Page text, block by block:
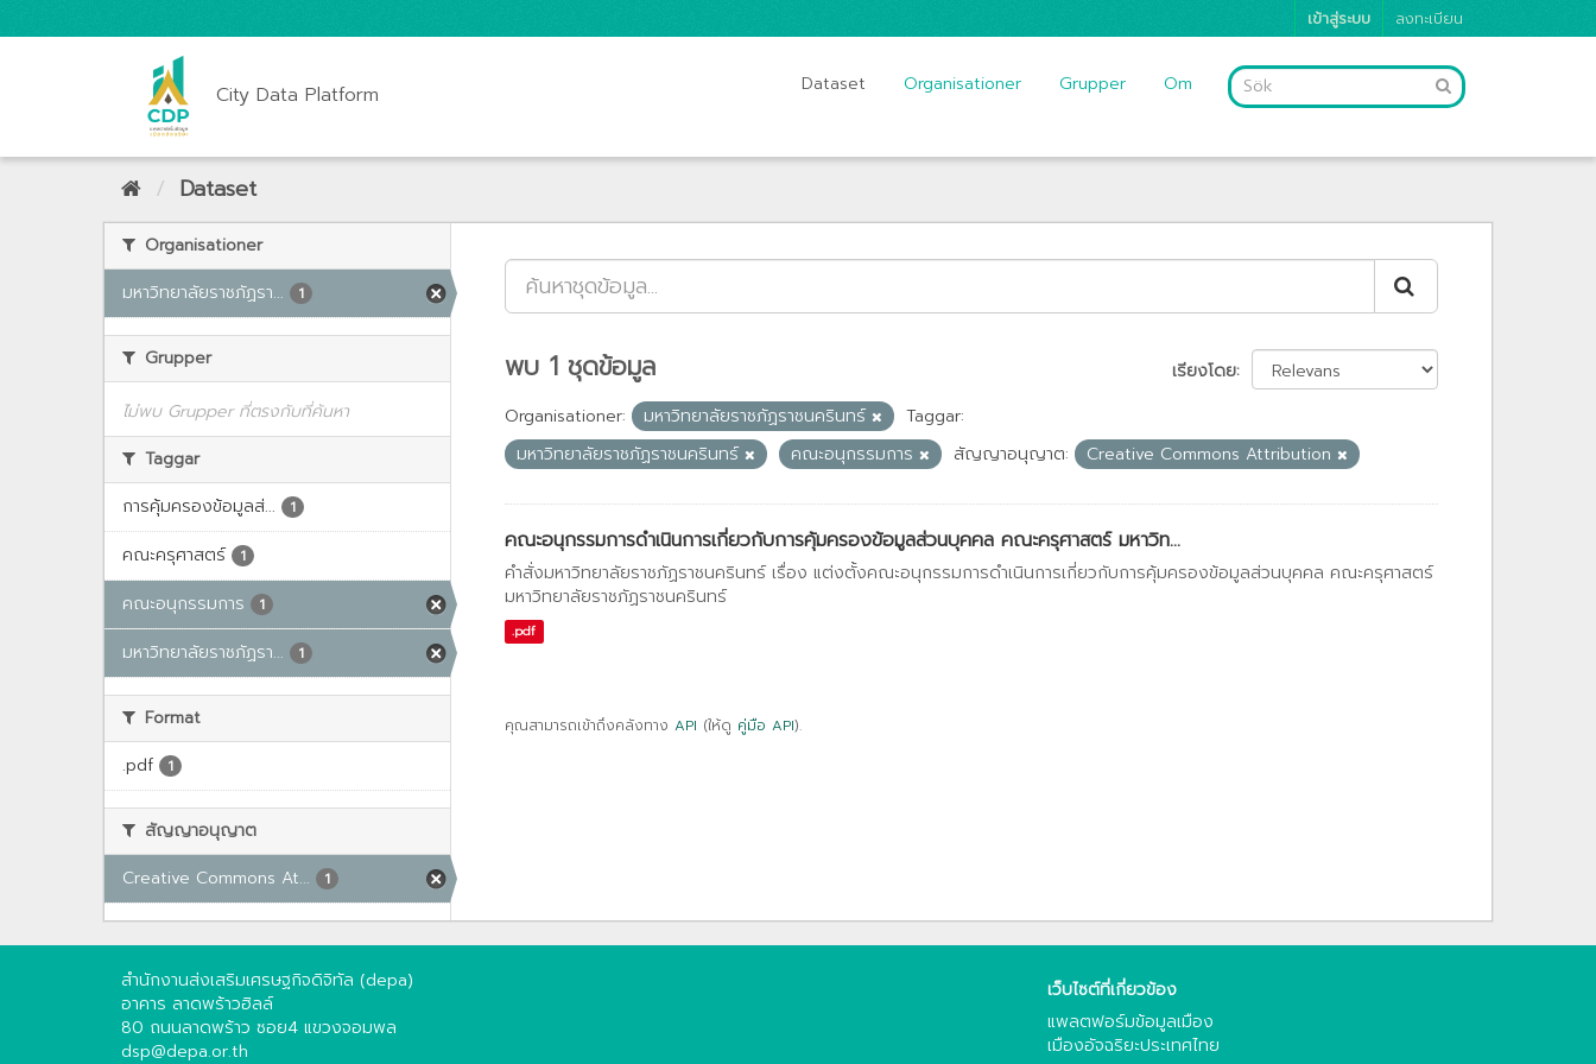
เข้าสู่ระบบ ลงทะเบียน
City Data Platform Dataset Organisationer Grupper Om
Dataset
Organisationer
มหาวิทยาลัยราชภัฏรา...
1
Grupper
ไม่พบ Grupper ที่ตรงกับที่ค้นหา
Taggar
การคุ้มครองข้อมูลส่...
1
คณะครุศาสตร์ 1
คณะอนุกรรมการ 1
มหาวิทยาลัยราชภัฏรา... 1
Format
.pdf
1
สัญญาอนุญาต
Creative Commons At...
1
เรียงโดย
พบ 1 ชุดข้อมูล
Organisationer: มหาวิทยาลัยราชภัฏราชนครินทร์
Taggar:
มหาวิทยาลัยราชภัฏราชนครินทร์
คณะอนุกรรมการ สัญญาอนุญาต: Creative Commons Attribution
คณะอนุกรรมการดำเนินการเกี่ยวกับการคุ้มครองข้อมูลส่วนบุคคล คณะครุศาสตร์ มหาวิท...
คำสั่งมหาวิทยาลัยราชภัฏราชนครินทร์ เรื่อง แต่งตั้งคณะอนุกรรมการดำเนินการเกี่ยวกับการคุ้มครองข้อมูลส่วนบุคคล คณะครุศาสตร์
มหาวิทยาลัยราชภัฏราชนครินทร์
.pdf
คุณสามารถเข้าถึงคลังทาง API (ให้ดู คู่มือ API).
สำนักงานส่งเสริมเศรษฐกิจดิจิทัล (depa)
อาคาร ลาดพร้าวฮิลล์
80 ถนนลาดพร้าว ซอย4 แขวงจอมพล
dsp@depa.or.th
เว็บไซต์ที่เกี่ยวข้อง
แพลตฟอร์มข้อมูลเมือง
เมืองอัจฉริยะประเทศไทย